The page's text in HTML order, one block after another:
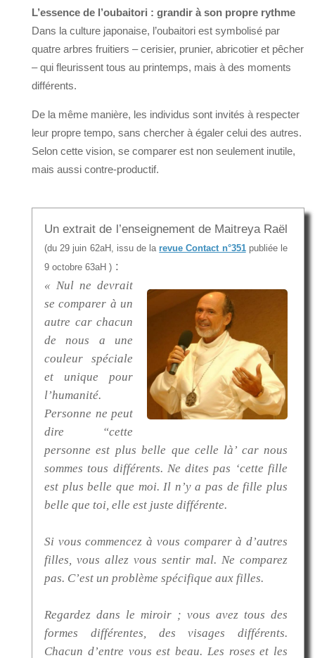
L’essence de l’oubaitori : grandir à son propre rythme
Dans la culture japonaise, l’oubaitori est symbolisé par
quatre arbres fruitiers – cerisier, prunier, abricotier et pêcher
– qui fleurissent tous au printemps, mais à des moments
différents.
De la même manière, les individus sont invités à respecter
leur propre tempo, sans chercher à égaler celui des autres.
Selon cette vision, se comparer est non seulement inutile,
mais aussi contre-productif.
Un extrait de l’enseignement de Maitreya Raël
(du 29 juin 62aH, issu de la revue Contact n°351publiée le
9 octobre 63aH ) :
« Nul ne devrait
se comparer à un
autre car chacun
de nous a une
couleur spéciale
et unique pour
l’humanité.
Personne ne peut
dire “cette
personne est plus belle que celle là’ car nous
sommes tous différents. Ne dites pas ‘cette fille
est plus belle que moi. Il n’y a pas de fille plus
belle que toi, elle est juste différente.
Si vous commencez à vous comparer à d’autres
filles, vous allez vous sentir mal. Ne comparez
pas. C’est un problème spécifique aux filles.
Regardez dans le miroir ; vous avez tous des
formes différentes, des visages différents.
Chacun d’entre vous est beau. Les roses et les